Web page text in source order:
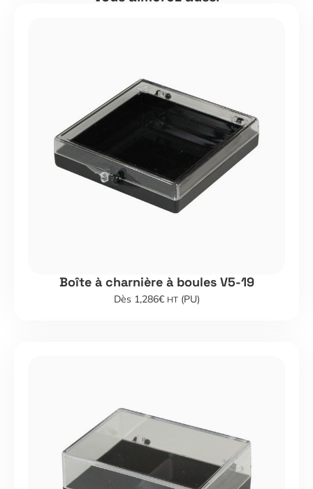
Boîte à charnière à boules V5-19
Dès 1,286€ HT(PU)